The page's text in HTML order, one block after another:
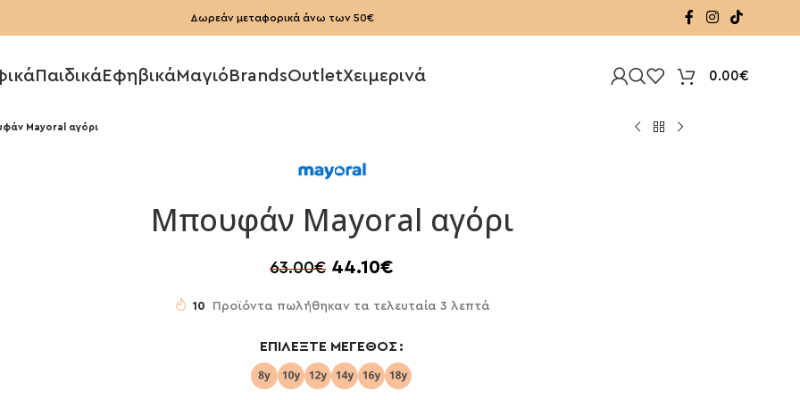
Δωρεάν μεταφορικά άνω των 50€
Παιδικά ΕφηβικάΜαγιό BrandsOutletΧειμερινά 0.00€
Mayoral αγόρι
Μπουφάν Mayoral αγόρι
63.00€ 44.10€
10 Προϊόντα πωλήθηκαν τα τελευταία 3 λεπτά
ΕΠΙΛΈΞΤΕ ΜΈΓΕΘΟΣ